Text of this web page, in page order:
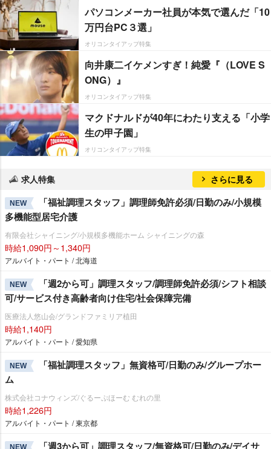
パソコンメーカー社員が本気で選んだ「10
万円台PC３選」
オリコンタイアップ特集
向井康二イケメンすぎ！純愛『（LOVE S
ONG）』
オリコンタイアップ特集
マクドナルドが40年にわたり支える「小学
生の甲子園」
オリコンタイアップ特集
求人特集 さらに見る
NEW
「福祉調理スタッフ」調理師免許必須/日勤のみ/小規模
多機能型居宅介護
有限会社シャイニング/小規模多機能ホーム シャイニングの森
時給1,090円～1,340円
アルバイト・パート / 北海道
NEW
「週2から可」調理スタッフ/調理師免許必須/シフト相談
可/サービス付き高齢者向け住宅/社会保障完備
医療法人悠山会/グランドファミリア植田
時給1,140円
アルバイト・パート / 愛知県
NEW
「福祉調理スタッフ」無資格可/日勤のみ/グループホー
ム
株式会社コナウィンズ/ぐるーぷほーむ むれの里
時給1,226円
アルバイト・パート / 東京都
NEW
「週3から可」調理スタッフ/無資格可/日勤のみ/デイサ